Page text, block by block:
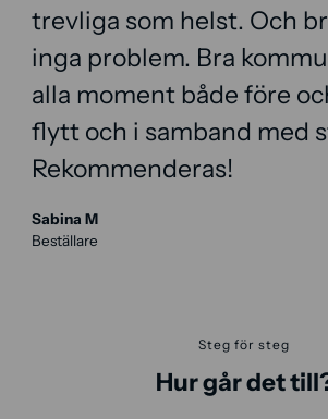
trevliga som helst. Och
inga problem. Bra
alla moment både före
flytt och i samband med
Rekommenderas!
Sabina M
Beställare
Steg för steg
Hur går det